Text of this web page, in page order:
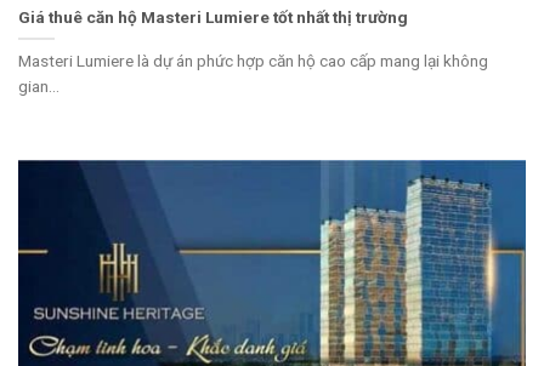
Giá thuê căn hộ Masteri Lumiere tốt nhất thị trường
Masteri Lumiere là dự án phức hợp căn hộ cao cấp mang lại không
gian...